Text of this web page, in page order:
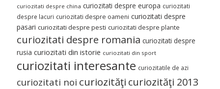
curiozitati despre china curiozitati despre europa curiozitati
despre lacuri curiozitati despre oameni curiozitati despre
pasari curiozitati despre pesti curiozitati despre plante
curiozitati despre romania curiozitati despre
rusia curiozitati din istorie curiozitati din sport
curiozitati interesante curiozitatile de azi
curiozitati noi curiozităţi curiozităţi 2013